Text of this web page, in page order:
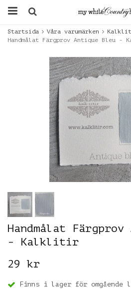
Startsida Våra varumärken
Handmålat Färgprov Antique Bleu
Handmålat
- Kalklitir
29 kr
Finns i lager för omgående